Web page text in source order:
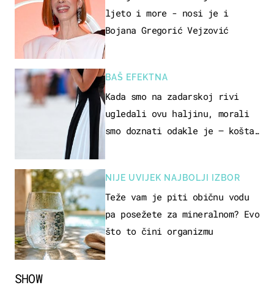
SHOW
ljeto i more - nosi je i
Bojana Gregorić Vejzović
BAŠ EFEKTNA
Kada smo na zadarskoj rivi
ugledali ovu haljinu, morali
smo doznati odakle je – košta
NIJE UVIJEK NAJBOLJI IZBOR
Teže vam je piti običnu vodu
pa posežete za mineralnom? Evo
što to čini organizmu